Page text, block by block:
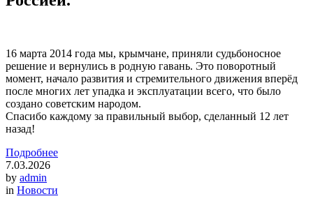
16 марта 2014 года мы, крымчане, приняли судьбоносное
решение и вернулись в родную гавань. Это поворотный
момент, начало развития и стремительного движения вперёд
после многих лет упадка и эксплуатации всего, что было
создано советским народом.
Спасибо каждому за правильный выбор, сделанный 12 лет
назад!
Подробнее
7.03.2026
by admin
in Новости